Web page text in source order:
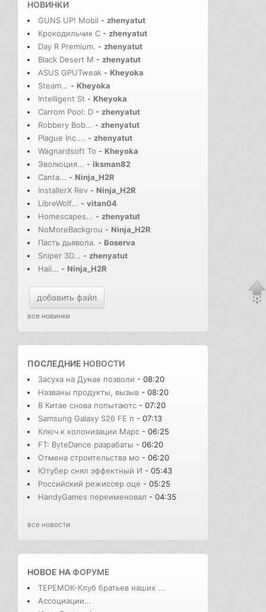
НОВИНКИ
GUNS UP! Mobil - zhenyatut
Крокодильчик С - zhenyatut
Day R Premium. - zhenyatut
Black Desert M - zhenyatut
ASUS GPUTweak - Kheyoka
Steam... - Kheyoka
Intelligent St - Kheyoka
Carrom Pool: D - zhenyatut
Robbery Bob... - zhenyatut
Plague Inc.... - zhenyatut
Wagnardsoft To - Kheyoka
Эволюция... - iksman82
Canta... - Ninja_H2R
InstallerX Rev - Ninja_H2R
LibreWolf... - vitan04
Homescapes... - zhenyatut
NoMoreBackgrou - Ninja_H2R
Пасть дьявола. - Boserva
Sniper 3D... - zhenyatut
Hail... - Ninja_H2R
добавить файл
все новинки
ПОСЛЕДНИЕ НОВОСТИ
Засуха на Дунае позволи - 08:20
Названы продукты, вызыв - 08:20
В Китае снова попытаютс - 07:20
Samsung Galaxy S26 FE п - 07:13
Ключ к колонизации Марс - 06:25
FT: ByteDance разрабаты - 06:20
Отмена строительства мо - 06:20
Ютубер снял эффектный И - 05:43
Российский режиссер оце - 05:25
HandyGames переименовал - 04:35
все новости
НОВОЕ НАФОРУМЕ
ТЕРЕМОК-Клуб братьев наших ...
Ассоциации...